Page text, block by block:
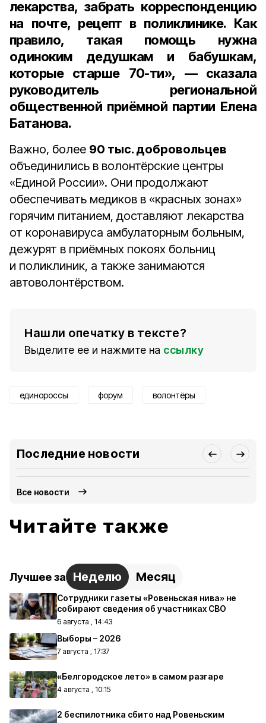
лекарства, забрать корреспонденцию
на почте, рецепт в поликлинике. Как
правило, такая помощь нужна
одиноким дедушкам и бабушкам,
которые старше 70-ти», — сказала
руководитель региональной
общественной приёмной партии Елена
Батанова.
Важно, более 90 тыс. добровольцев
объединились в волонтёрские центры
«Единой России». Они продолжают
обеспечивать медиков в «красных зонах»
горячим питанием, доставляют лекарства
от коронавируса амбулаторным больным,
дежурят в приёмных покоях больниц
и поликлиник, а также занимаются
автоволонтёрством.
Нашли опечатку в тексте?
Выделите ее и нажмите на ссылку
единороссы форум волонтёры
Последние новости
Все новости
Читайте также
Лучшее за Неделю Месяц
Сотрудники газеты «Ровеньская нива» не
собирают сведения об участниках СВО
6 августа , 14:43
Выборы – 2026
7 августа , 17:37
«Белгородское лето» в самом разгаре
4 августа , 10:15
2 беспилотника сбито над Ровеньским